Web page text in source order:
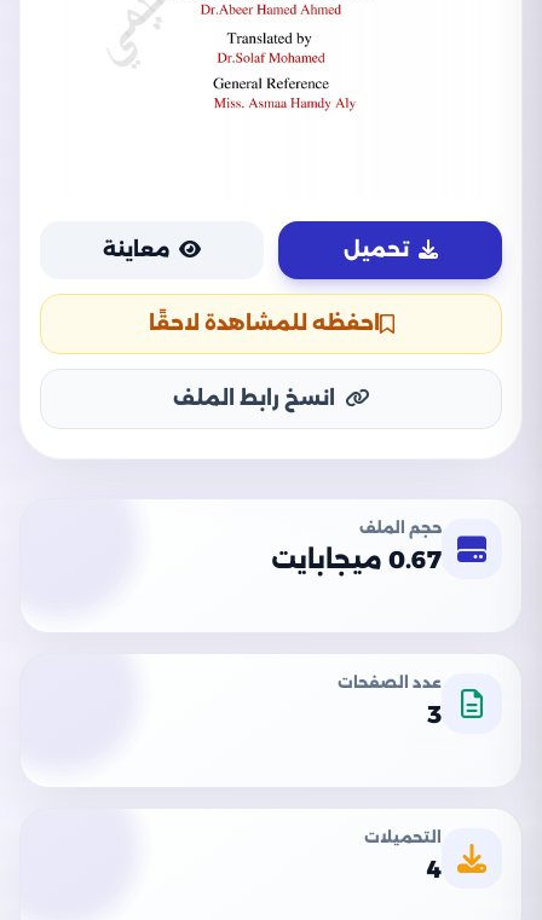
تحميل معاينة
احفظه للمشاهدة لاحقًا
انسخ رابط الملف
حجم الملف
0.67 ميجابايت
عدد الصفحات
3
التحميلات
4